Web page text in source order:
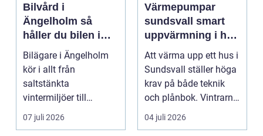
Bilvård i
Ängelholm så
håller du bilen i
toppskick året runt
Bilägare i Ängelholm
kör i allt från
saltstänkta
vintermiljöer till
dammiga
sommarvägar. Bilen
07 juli 2026
Värmepumpar
sundsvall smart
uppvärmning i hårt
klimat
Att värma upp ett hus i
Sundsvall ställer höga
krav på både teknik
och plånbok. Vintrarna
är långa, ...
04 juli 2026